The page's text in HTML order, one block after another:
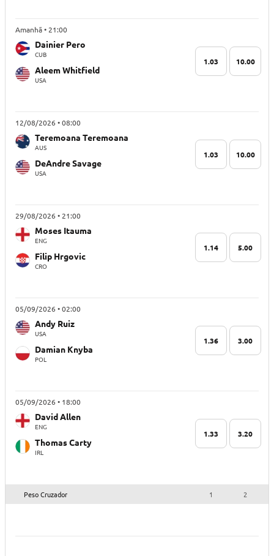
Amanhã • 21:00
Dainier Pero
CUB
Aleem Whitfield
USA
1.03 10.00
12/08/2026 • 08:00
Teremoana Teremoana
AUS
DeAndre Savage
USA
1.03 10.00
29/08/2026 • 21:00
Moses Itauma
ENG
Filip Hrgovic
CRO
1.14 5.00
05/09/2026 • 02:00
Andy Ruiz
USA
Damian Knyba
POL
1.36 3.00
05/09/2026 • 18:00
David Allen
ENG
Thomas Carty
IRL
1.33 3.20
Peso Cruzador 1 2